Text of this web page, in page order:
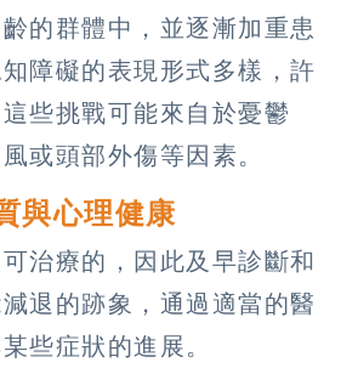
的群體中，並逐漸加重患
障礙的表現形式多樣，許
些挑戰可能來自於憂鬱
或頭部外傷等因素。
與心理健康
治療的，因此及早診斷和
退的跡象，通過適當的醫
些症狀的進展。